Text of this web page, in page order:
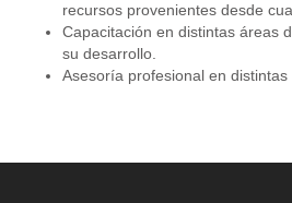
recursos provenientes desde
Capacitación en distintas áreas
su desarrollo.
Asesoría profesional en distintas